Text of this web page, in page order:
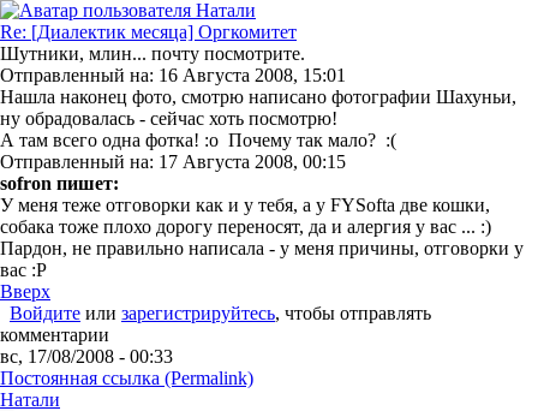
Re: [Диалектик месяца] Оргкомитет
Шутники, млин... почту посмотрите.
Отправленный на: 16 Августа 2008, 15:01
Нашла наконец фото, смотрю написано фотографии Шахуньи,
ну обрадовалась - сейчас хоть посмотрю!
А там всего одна фотка! :o Почему так мало? :(
Отправленный на: 17 Августа 2008, 00:15
sofron пишет:
У меня теже отговорки как и у тебя, а у FYSoftа две кошки,
собака тоже плохо дорогу переносят, да и алергия у вас ... :)
Пардон, не правильно написала - у меня причины, отговорки у
вас :P
Вверх
Войдите или зарегистрируйтесь, чтобы отправлять
комментарии
вс, 17/08/2008 - 00:33
Постоянная ссылка (Permalink)
Натали